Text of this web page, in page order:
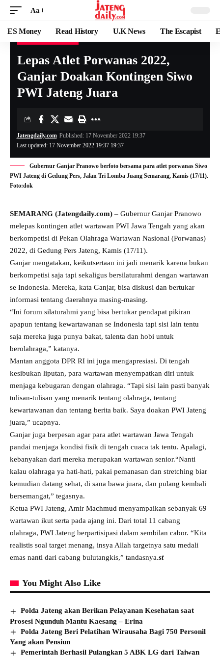
Aa
ES Money Read History U.K News The Escapist
Lepas Atlet Porwanas 2022,
Ganjar Doakan Kontingen Siwo
PWI Jateng Juara
Last updated: 17 November 2022 19:37 19:37
Jatengdaily.com Published: 17 November 2022 19:37
Gubernur Ganjar Pranowo berfoto bersama para atlet porwanas Siwo
PWI Jateng di Gedung Pers, Jalan Tri Lomba Juang Semarang, Kamis (17/11).
Foto:dok
SEMARANG (Jatengdaily.com) – Gubernur Ganjar Pranowo
melepas kontingen atlet wartawan PWI Jawa Tengah yang akan
berkompetisi di Pekan Olahraga Wartawan Nasional (Porwanas)
2022, di Gedung Pers Jateng, Kamis (17/11).
Ganjar mengatakan, keikutsertaan ini jadi menarik karena bukan
berkompetisi saja tapi sekaligus bersilaturahmi dengan wartawan
se Indonesia. Mereka, kata Ganjar, bisa diskusi dan bertukar
informasi tentang daerahnya masing-masing.
“Ini forum silaturahmi yang bisa bertukar pendapat pikiran
apapun tentang kewartawanan se Indonesia tapi sisi lain tentu
saja mereka juga punya bakat, talenta dan hobi untuk
berolahraga,” katanya.
Mantan anggota DPR RI ini juga mengapresiasi. Di tengah
kesibukan liputan, para wartawan menyempatkan diri untuk
menjaga kebugaran dengan olahraga. “Tapi sisi lain pasti banyak
tulisan-tulisan yang menarik tentang olahraga, tentang
kewartawanan dan tentang berita baik. Saya doakan PWI Jateng
juara,” ucapnya.
Ganjar juga berpesan agar para atlet wartawan Jawa Tengah
pandai menjaga kondisi fisik di tengah cuaca tak tentu. Apalagi,
kebanyakan dari mereka merupakan wartawan senior.“Nanti
kalau olahraga ya hati-hati, pakai pemanasan dan stretching biar
kemudian datang sehat, di sana bawa juara, dan pulang kembali
bersemangat,” tegasnya.
Ketua PWI Jateng, Amir Machmud menyampaikan sebanyak 69
wartawan ikut serta pada ajang ini. Dari total 11 cabang
olahraga, PWI Jateng berpartisipasi dalam sembilan cabor. “Kita
realistis soal target menang, insya Allah targetnya satu medali
emas nanti dari cabang bulutangkis,” tandasnya.st
You Might Also Like
Polda Jateng akan Berikan Pelayanan Kesehatan saat
Prosesi Ngunduh Mantu Kaesang – Erina
Polda Jateng Beri Pelatihan Wirausaha Bagi 750 Personil
Yang akan Pensiun
Pemerintah Berhasil Pulangkan 5 ABK LG dari Taiwan